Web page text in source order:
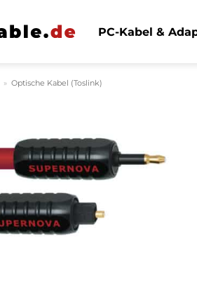
PC-Kabel &
» Optische Kabel (Toslink)